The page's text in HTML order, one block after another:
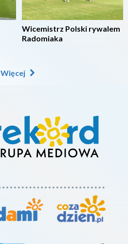
Wicemistrz Polski rywalem
Radomiaka
Więcej